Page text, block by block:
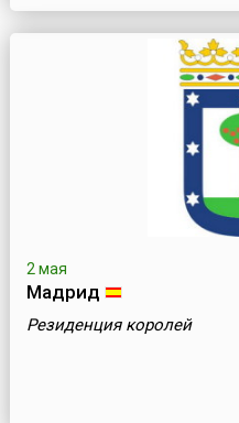
2 мая
Мадрид
Резиденция королей